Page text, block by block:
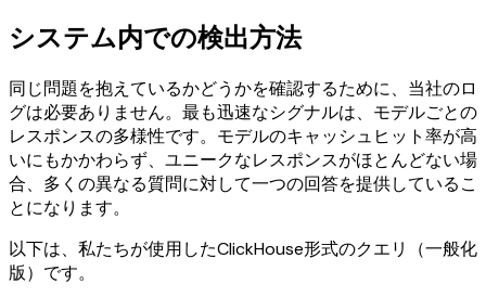
システム内での検出方法
同じ問題を抱えているかどうかを確認するために、当社のロ
グは必要ありません。最も迅速なシグナルは、モデルごとの
レスポンスの多様性です。モデルのキャッシュヒット率が高
いにもかかわらず、ユニークなレスポンスがほとんどない場
合、多くの異なる質問に対して一つの回答を提供しているこ
とになります。
以下は、私たちが使用したClickHouse形式のクエリ（一般化
版）です。